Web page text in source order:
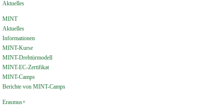
Aktuelles
MINT
Aktuelles
Informationen
MINT-Kurse
MINT-Drehtürmodell
MINT-EC-Zertifikat
MINT-Camps
Berichte von MINT-Camps
Erasmus+